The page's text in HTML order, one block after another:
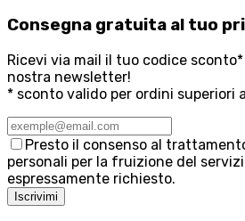
Consegna gratuita al tuo
Ricevi via mail il tuo codice
nostra newsletter!
* sconto valido per ordini superiori
Presto il consenso al
personali per la fruizione del
espressamente richiesto.
Iscrivimi